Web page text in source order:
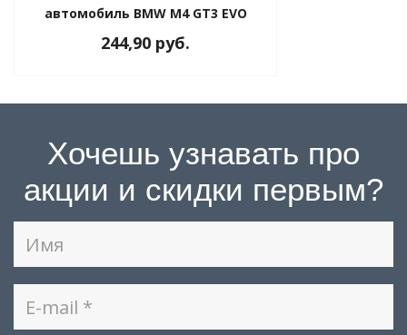
автомобиль BMW M4 GT3 EVO
244,90 руб.
Хочешь узнавать про
акции и скидки первым?